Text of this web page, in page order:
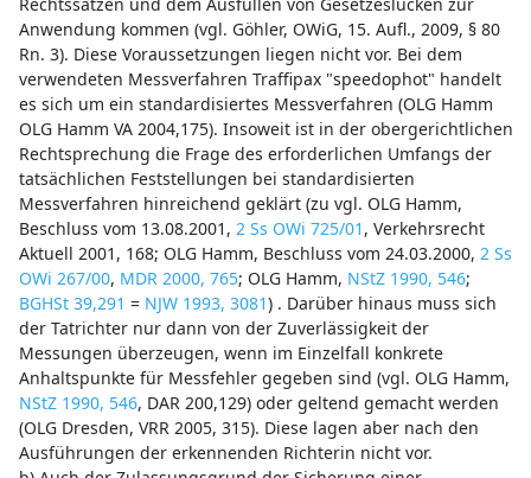
Anwendung kommen (vgl. Göhler, OWiG, 15. Aufl., 2009, § 80
Rn. 3). Diese Voraussetzungen liegen nicht vor. Bei dem
verwendeten Messverfahren Traffipax "speedophot" handelt
es sich um ein standardisiertes Messverfahren (OLG Hamm
OLG Hamm VA 2004,175). Insoweit ist in der obergerichtlichen
Rechtsprechung die Frage des erforderlichen Umfangs der
tatsächlichen Feststellungen bei standardisierten
Messverfahren hinreichend geklärt (zu vgl. OLG Hamm,
Beschluss vom 13.08.2001, 2 Ss OWi 725/01 , Verkehrsrecht
Aktuell 2001, 168; OLG Hamm, Beschluss vom 24.03.2000, 2 Ss
OWi 267/00, MDR 2000, 765; OLG Hamm, NStZ 1990, 546;
BGHSt 39,291 = NJW 1993, 3081) . Darüber hinaus muss sich
der Tatrichter nur dann von der Zuverlässigkeit der
Messungen überzeugen, wenn im Einzelfall konkrete
Anhaltspunkte für Messfehler gegeben sind (vgl. OLG Hamm,
NStZ 1990, 546, DAR 200,129) oder geltend gemacht werden
(OLG Dresden, VRR 2005, 315). Diese lagen aber nach den
Ausführungen der erkennenden Richterin nicht vor.